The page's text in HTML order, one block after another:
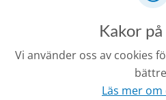
Statistik över olika områden
finns samlade på den här
statistik över hur VAB- dagar
Kakor på
Vi använder oss av cookies
Läs mer om